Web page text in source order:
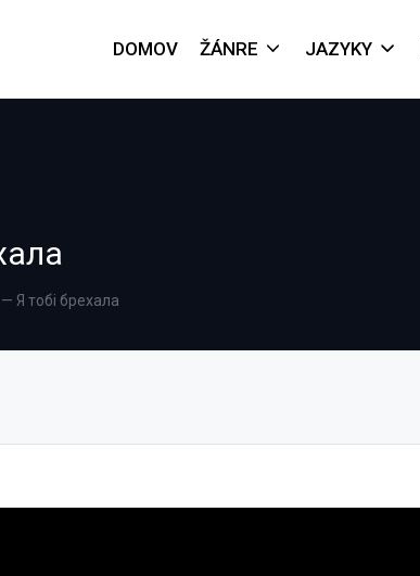
DOMOV ŽÁNRE JAZYKY
Я тобі брехала